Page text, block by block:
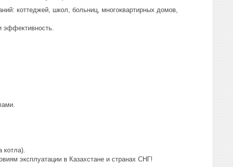
коттеджей, школ, больниц, многоквартирных домов,
котла).
эксплуатации в Казахстане и странах СНГ!